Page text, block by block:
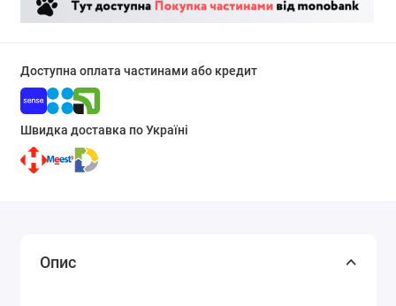
Доступна оплата частинами або кредит
Швидка доставка по Україні
Опис